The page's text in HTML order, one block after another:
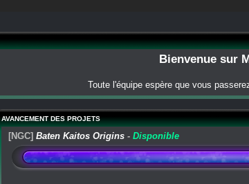
Bienvenue sur
Toute l'équipe espère que vous
AVANCEMENT DES PROJETS
[NGC] Baten Kaitos Origins- Disponible